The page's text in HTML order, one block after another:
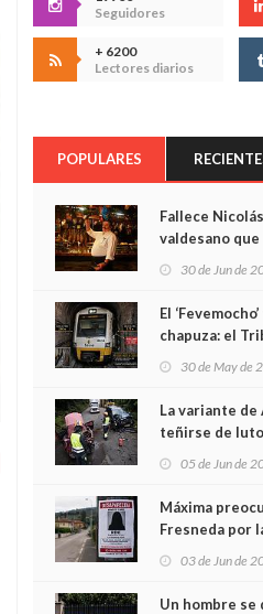
Seguidores
+ 6200
Lectores diarios
POPULARES
Fallece
valdesano
30 de Jun de
El
chapuza: el
sobrecoste
cabían por los
30 de May de
La variante de
teñirse de
05 de Jun de
Máxima
Fresneda por
03 de Jun de
Un hombre se